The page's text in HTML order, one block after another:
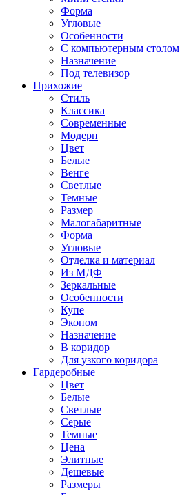
Форма
Угловые
Особенности
С компьютерным столом
Назначение
Под телевизор
Прихожие
Стиль
Классика
Современные
Модерн
Цвет
Белые
Венге
Светлые
Темные
Размер
Малогабаритные
Форма
Угловые
Отделка и материал
Из МДФ
Зеркальные
Особенности
Купе
Эконом
Назначение
В коридор
Для узкого коридора
Гардеробные
Цвет
Белые
Светлые
Серые
Темные
Цена
Элитные
Дешевые
Размеры